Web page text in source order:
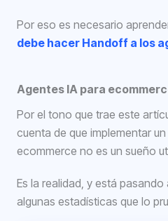
Por eso es necesario
debe hacer Handoff a los
Agentes IA para
Por el tono que trae este
cuenta de que implementar
ecommerce no es un sueño
Es la realidad, y está
algunas estadísticas que lo